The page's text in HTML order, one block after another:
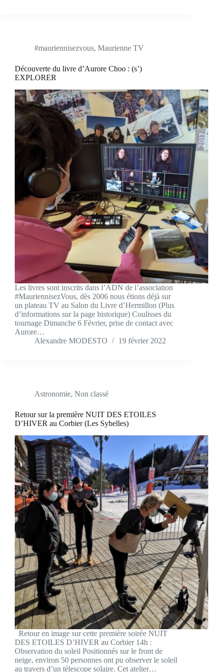
#mauriennisezvous, Maurienne TV
Découverte du livre d’Aurore Choo : (s’)
EXPLORER
Les livres sont inscrits dans l’ADN de l’association
#MauriennisezVous, dès 2006 nous étions déjà sur
un plateau TV au Salon du Livre d’Hermillon (Plus
d’informations sur la page historique) Coulisses du
tournage Dimanche 6 Février, prise de contact avec
Aurore…
Alexandre MODESTO
19 février 2022
Astronomie, Non classé
Retour sur la première NUIT DES ETOILES
D’HIVER au Corbier (Les Sybelles)
Retour en image sur cette première soirée NUIT
DES ETOILES D’HIVER au Corbier 14h :
Observation du soleil Positionnés sur le front de
neige, environ 50 personnes ont pu observer le soleil
au travers d’un télescope solaire. Cet atelier…